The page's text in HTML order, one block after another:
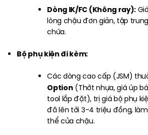
Dòng IK/FC (Không ray):
lòng chậu đơn giản, tập
chứa.
Bộ phụ kiện đi kèm:
Các dòng cao cấp (JSM)
Option (Thớt nhựa, giá úp
tool lắp đặt), trị giá bộ phụ
đã lên tới 3-4 triệu đồng,
thể của chậu.